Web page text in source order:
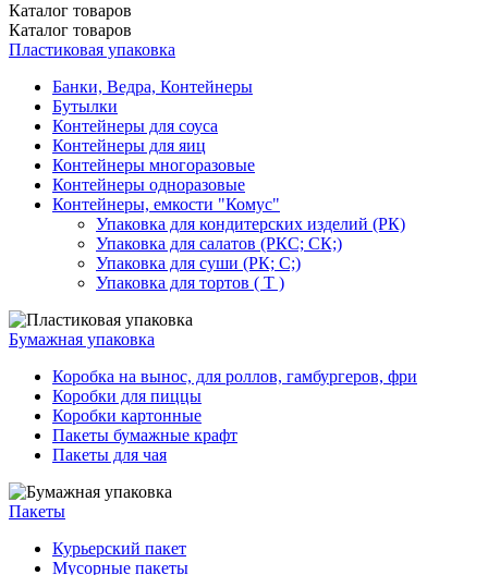
Каталог товаров
Каталог товаров
Пластиковая упаковка
Банки, Ведра, Контейнеры
Бутылки
Контейнеры для соуса
Контейнеры для яиц
Контейнеры многоразовые
Контейнеры одноразовые
Контейнеры, емкости "Комус"
Упаковка для кондитерских изделий (РК)
Упаковка для салатов (РКС; СК;)
Упаковка для суши (РК; С;)
Упаковка для тортов ( Т )
Бумажная упаковка
Коробка на вынос, для роллов, гамбургеров, фри
Коробки для пиццы
Коробки картонные
Пакеты бумажные крафт
Пакеты для чая
Пакеты
Курьерский пакет
Мусорные пакеты